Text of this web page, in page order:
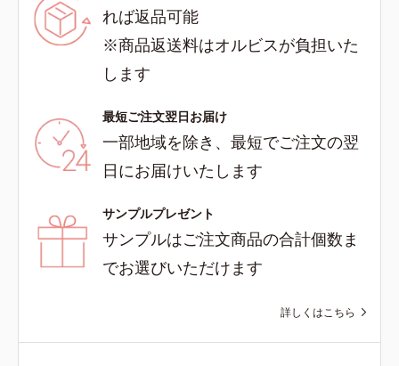
れば返品可能
※商品返送料はオルビスが負担いた
します
最短ご注文翌日お届け
一部地域を除き、最短でご注文の翌
日にお届けいたします
サンプルプレゼント
サンプルはご注文商品の合計個数ま
でお選びいただけます
詳しくはこちら